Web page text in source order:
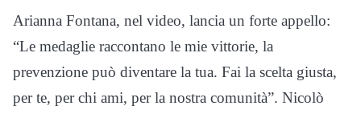
Arianna Fontana, nel video, lancia un forte appello:
“Le medaglie raccontano le mie vittorie, la
prevenzione può diventare la tua. Fai la scelta giusta,
per te, per chi ami, per la nostra comunità”. Nicolò